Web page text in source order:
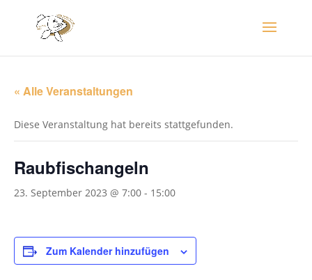
« Alle Veranstaltungen
Diese Veranstaltung hat bereits stattgefunden.
Raubfischangeln
23. September 2023 @ 7:00 - 15:00
Zum Kalender hinzufügen